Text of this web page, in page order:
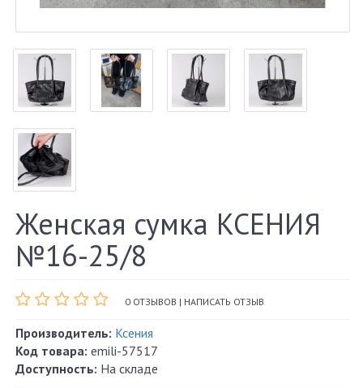
Женская сумка КСЕНИЯ
№16-25/8
0 ОТЗЫВОВ | НАПИСАТЬ ОТЗЫВ
Производитель: Ксения
Код товара: emili-57517
Доступность: На складе